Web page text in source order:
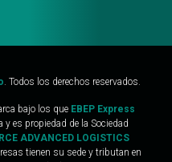
. Todos los derechos reservados.
bajo los que EBEP Express
y es propiedad de la Sociedad
ADVANCED LOGISTICS
tienen su sede y tributan en